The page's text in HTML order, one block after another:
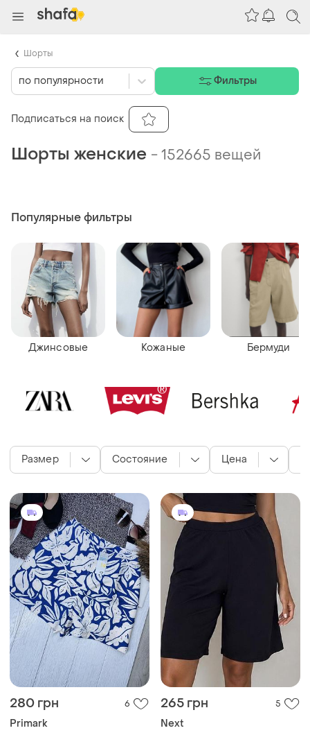
Шорты женские -152665 вещей
280 грн 6
Primark
265 грн 5
Next
Популярные фильтры
Джинсовые Кожаные Бермуди
Размер Состояние Цена
по популярности Фильтры
Подписаться на поиск
Шорты